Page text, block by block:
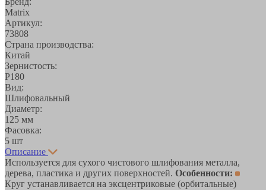
Matrix
Артикул:
73808
Страна производства:
Китай
Зернистость:
Р180
Вид:
Шлифовальный
Диаметр:
125 мм
Фасовка:
5 шт
Описание
Используется для сухого чистового шлифования металла,
дерева, пластика и других поверхностей. Особенности:
Круг устанавливается на эксцентриковые (орбитальные)